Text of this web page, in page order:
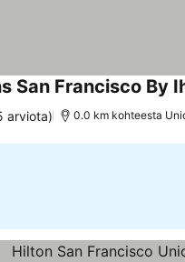
San Francisco By
arviota) 0.0 km kohteesta